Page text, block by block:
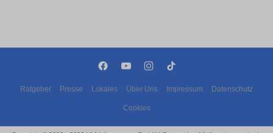
Ratgeber Presse Lokales Über Uns Impressum Datenschutz
Cookies